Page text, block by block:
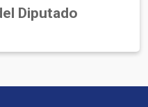
Diputado